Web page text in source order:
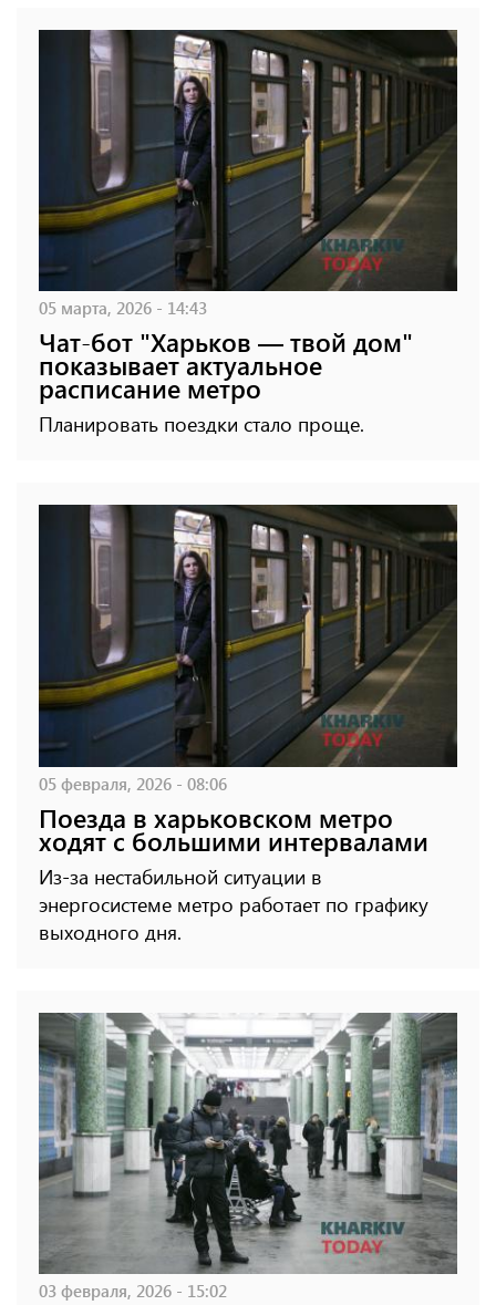
05 марта, 2026 - 14:43
Чат-бот "Харьков — твой дом"
показывает актуальное
расписание метро
Планировать поездки стало проще.
05 февраля, 2026 - 08:06
Поезда в харьковском метро
ходят с большими интервалами
Из-за нестабильной ситуации в
энергосистеме метро работает по графику
выходного дня.
03 февраля, 2026 - 15:02